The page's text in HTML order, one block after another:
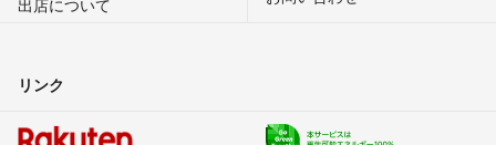
出店について
リンク